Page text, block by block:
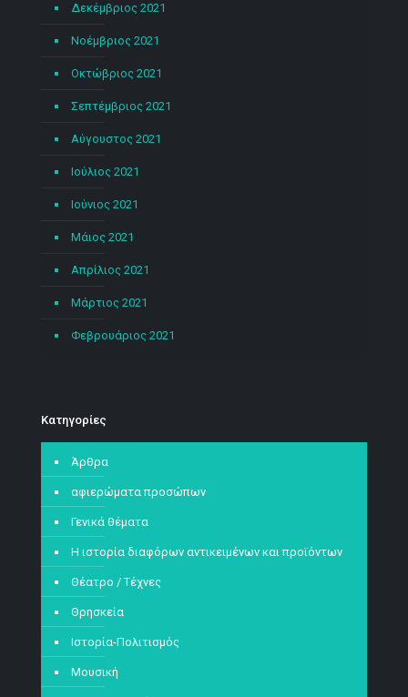
Δεκέμβριος 2021
Νοέμβριος 2021
Οκτώβριος 2021
Σεπτέμβριος 2021
Αύγουστος 2021
Ιούλιος 2021
Ιούνιος 2021
Μάιος 2021
Απρίλιος 2021
Μάρτιος 2021
Φεβρουάριος 2021
Kατηγορίες
Άρθρα
αφιερώματα προσώπων
Γενικά θέματα
Η ιστορία διαφόρων αντικειμένων και προϊόντων
Θέατρο / Τέχνες
Θρησκεία
Ιστορία-Πολιτισμός
Μουσική